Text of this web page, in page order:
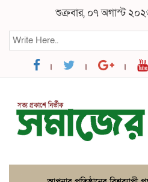
শুক্রবার, ০৭ অগাস্ট